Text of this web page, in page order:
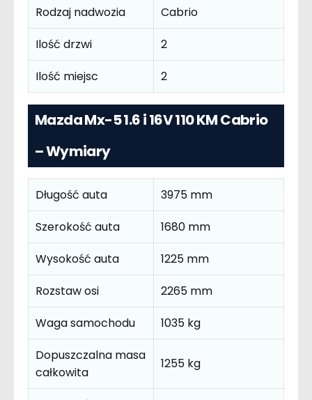
Rodzaj nadwozia
Cabrio
Ilość drzwi
2
Ilość miejsc
2
Mazda Mx-5 1.6 i 16V 110 KM Cabrio
– Wymiary
Długość auta
3975 mm
Szerokość auta
1680 mm
Wysokość auta
1225 mm
Rozstaw osi
2265 mm
Waga samochodu
1035 kg
Dopuszczalna masa
całkowita
1255 kg